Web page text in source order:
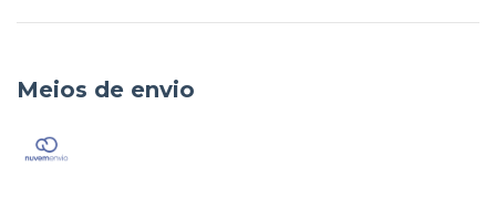
Meios de envio